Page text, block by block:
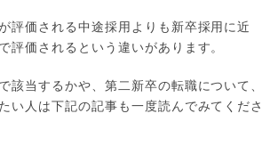
評価される中途採用よりも新卒採用に近
評価されるという違いがあります。
該当するかや、第二新卒の転職について、
い人は下記の記事も一度読んでみてくださ